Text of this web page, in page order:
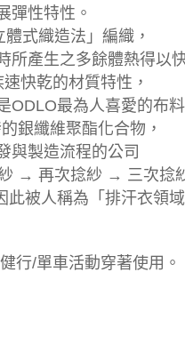
彈性特性。
式織造法」編織，
產生之多餘體熱得以
快乾的材質特性，
ODLO最為人喜愛的布料
銀纖維聚酯化合物，
與製造流程的公司
→ 再次捻紗 → 三次
被人稱為「排汗衣領域
行/單車活動穿著使用。